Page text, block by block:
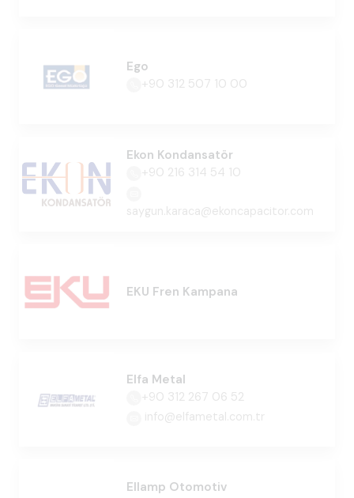
Ego
+90 312 507 10 00
Ekon Kondansatör
+90 216 314 54 10
saygun.karaca@ekoncapacitor.com
EKU Fren Kampana
Elfa Metal
+90 312 267 06 52
info@elfametal.com.tr
Ellamp Otomotiv